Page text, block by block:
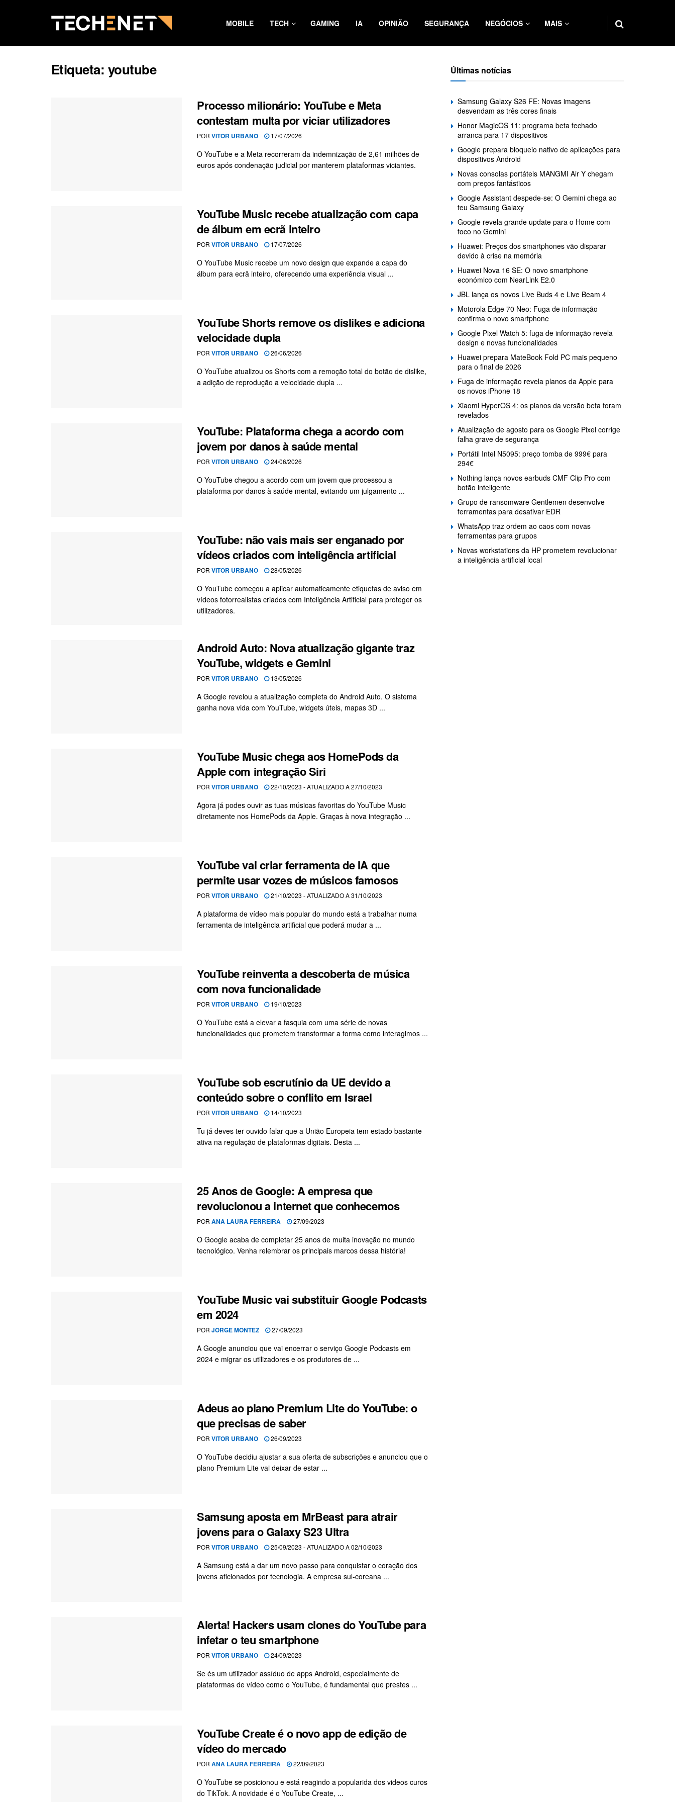
MOBILE TECH GAMING IA OPINIÃO SEGURANÇA NEGÓCIOS MAIS
Etiqueta: youtube
Processo milionário: YouTube e Meta
contestam multa por viciar utilizadores
POR VITOR URBANO 17/07/2026
O YouTube e a Meta recorreram da indemnização de 2,61 milhões de
euros após condenação judicial por manterem plataformas viciantes.
YouTube Music recebe atualização com capa
de álbum em ecrã inteiro
POR VITOR URBANO 17/07/2026
O YouTube Music recebe um novo design que expande a capa do
álbum para ecrã inteiro, oferecendo uma experiência visual ...
YouTube Shorts remove os dislikes e adiciona
velocidade dupla
POR VITOR URBANO 26/06/2026
O YouTube atualizou os Shorts com a remoção total do botão de dislike,
a adição de reprodução a velocidade dupla ...
YouTube: Plataforma chega a acordo com
jovem por danos à saúde mental
POR VITOR URBANO 24/06/2026
O YouTube chegou a acordo com um jovem que processou a
plataforma por danos à saúde mental, evitando um julgamento ...
YouTube: não vais mais ser enganado por
vídeos criados com inteligência artificial
POR VITOR URBANO 28/05/2026
O YouTube começou a aplicar automaticamente etiquetas de aviso em
vídeos fotorrealistas criados com Inteligência Artificial para proteger os
utilizadores.
Android Auto: Nova atualização gigante traz
YouTube, widgets e Gemini
POR VITOR URBANO 13/05/2026
A Google revelou a atualização completa do Android Auto. O sistema
ganha nova vida com YouTube, widgets úteis, mapas 3D ...
YouTube Music chega aos HomePods da
Apple com integração Siri
POR VITOR URBANO 22/10/2023 - ATUALIZADO A 27/10/2023
Agora já podes ouvir as tuas músicas favoritas do YouTube Music
diretamente nos HomePods da Apple. Graças à nova integração ...
YouTube vai criar ferramenta de IA que
permite usar vozes de músicos famosos
POR VITOR URBANO 21/10/2023 - ATUALIZADO A 31/10/2023
A plataforma de vídeo mais popular do mundo está a trabalhar numa
ferramenta de inteligência artificial que poderá mudar a ...
YouTube reinventa a descoberta de música
com nova funcionalidade
POR VITOR URBANO 19/10/2023
O YouTube está a elevar a fasquia com uma série de novas
funcionalidades que prometem transformar a forma como interagimos ...
YouTube sob escrutínio da UE devido a
conteúdo sobre o conflito em Israel
POR VITOR URBANO 14/10/2023
Tu já deves ter ouvido falar que a União Europeia tem estado bastante
ativa na regulação de plataformas digitais. Desta ...
25 Anos de Google: A empresa que
revolucionou a internet que conhecemos
POR ANA LAURA FERREIRA 27/09/2023
O Google acaba de completar 25 anos de muita inovação no mundo
tecnológico. Venha relembrar os principais marcos dessa história!
YouTube Music vai substituir Google Podcasts
em 2024
POR JORGE MONTEZ 27/09/2023
A Google anunciou que vai encerrar o serviço Google Podcasts em
2024 e migrar os utilizadores e os produtores de ...
Adeus ao plano Premium Lite do YouTube: o
que precisas de saber
POR VITOR URBANO 26/09/2023
O YouTube decidiu ajustar a sua oferta de subscrições e anunciou que o
plano Premium Lite vai deixar de estar ...
Samsung aposta em MrBeast para atrair
jovens para o Galaxy S23 Ultra
POR VITOR URBANO 25/09/2023 - ATUALIZADO A 02/10/2023
A Samsung está a dar um novo passo para conquistar o coração dos
jovens aficionados por tecnologia. A empresa sul-coreana ...
Alerta! Hackers usam clones do YouTube para
infetar o teu smartphone
POR VITOR URBANO 24/09/2023
Se és um utilizador assíduo de apps Android, especialmente de
plataformas de vídeo como o YouTube, é fundamental que prestes ...
YouTube Create é o novo app de edição de
vídeo do mercado
POR ANA LAURA FERREIRA 22/09/2023
O YouTube se posicionou e está reagindo a popularida dos videos curos
do TikTok. A novidade é o YouTube Create, ...
Últimas notícias
Samsung Galaxy S26 FE: Novas imagens
desvendam as três cores finais
Honor MagicOS 11: programa beta fechado
arranca para 17 dispositivos
Google prepara bloqueio nativo de aplicações para
dispositivos Android
Novas consolas portáteis MANGMI Air Y chegam
com preços fantásticos
Google Assistant despede-se: O Gemini chega ao
teu Samsung Galaxy
Google revela grande update para o Home com
foco no Gemini
Huawei: Preços dos smartphones vão disparar
devido à crise na memória
Huawei Nova 16 SE: O novo smartphone
económico com NearLink E2.0
JBL lança os novos Live Buds 4 e Live Beam 4
Motorola Edge 70 Neo: Fuga de informação
confirma o novo smartphone
Google Pixel Watch 5: fuga de informação revela
design e novas funcionalidades
Huawei prepara MateBook Fold PC mais pequeno
para o final de 2026
Fuga de informação revela planos da Apple para
os novos iPhone 18
Xiaomi HyperOS 4: os planos da versão beta foram
revelados
Atualização de agosto para os Google Pixel corrige
falha grave de segurança
Portátil Intel N5095: preço tomba de 999€ para
294€
Nothing lança novos earbuds CMF Clip Pro com
botão inteligente
Grupo de ransomware Gentlemen desenvolve
ferramentas para desativar EDR
WhatsApp traz ordem ao caos com novas
ferramentas para grupos
Novas workstations da HP prometem revolucionar
a inteligência artificial local